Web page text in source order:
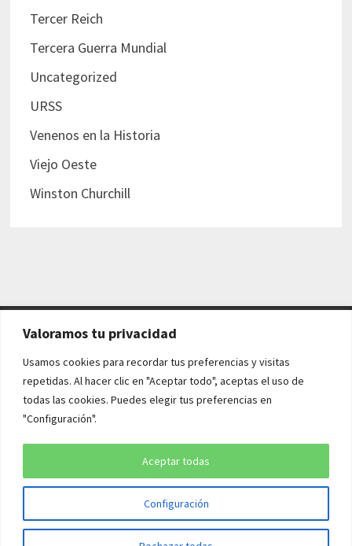
Valoramos tu privacidad
Usamos cookies para recordar tus preferencias y visitas
repetidas. Al hacer clic en "Aceptar todo", aceptas el uso de
todas las cookies. Puedes elegir tus preferencias en
"Configuración".
Configuración
Aceptar todas
Tercer Reich
Tercera Guerra Mundial
Uncategorized
URSS
Venenos en la Historia
Viejo Oeste
Winston Churchill
AVISO LEGAL Y POLÍTICAS
Aviso legal
Política de cookies
Copyright © 2026¡QUÉ HISTORIA!. Funciona conWordPressy